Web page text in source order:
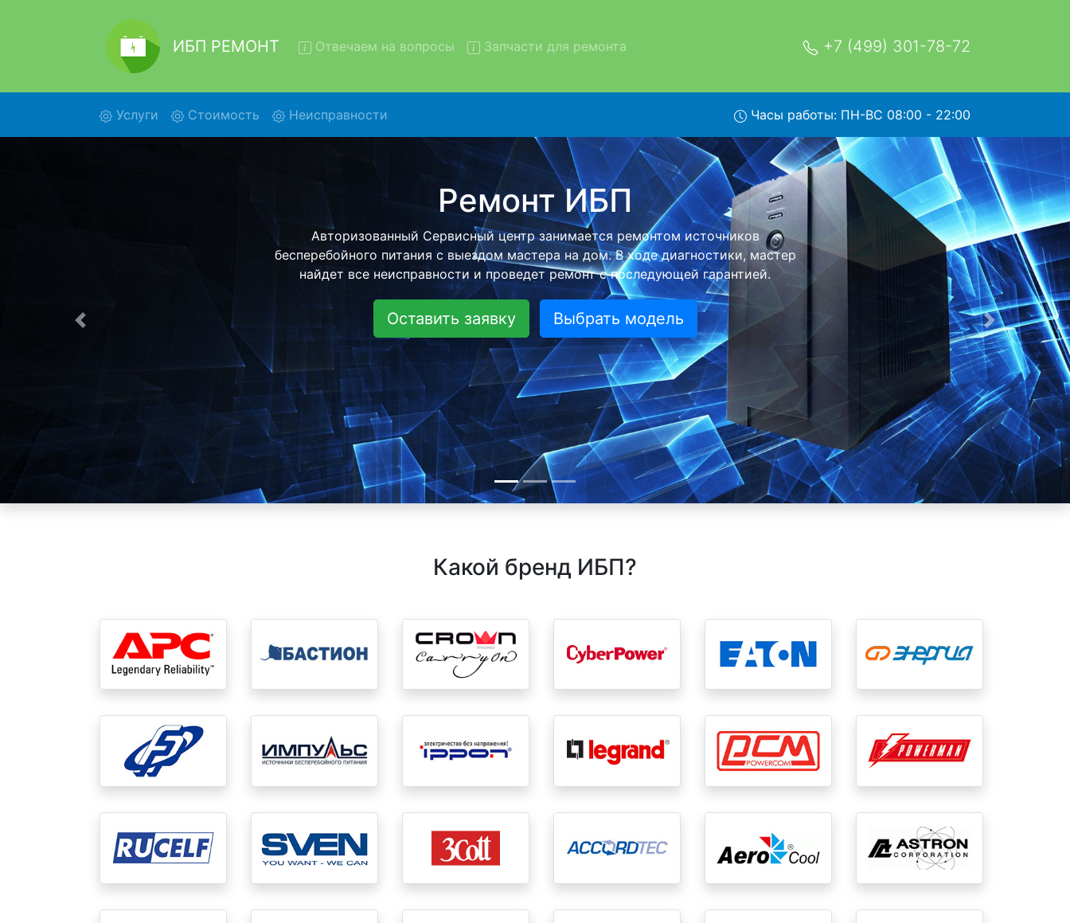
ИБП РЕМОНТ Отвечаем на вопросы Запчасти для ремонта +7 (499) 301-78-72
Услуги (current)Стоимость Неисправности Часы работы: ПН-ВС 08:00 - 22:00
Ремонт ИБП с вывозом в сервис
Ремонт ИБП с вывозом в сервисный центр и обратно - с помощью нашей
бесплатной услуги, специалист заберет Ваш ИБП для дальнейшего более
детального ремонта. Оговоренная стоимость ремонта останется неизменно при
возвращении видеотехники обратно.
Оставить заявку Выбрать модель
Предыдущая Следующая
Какой бренд ИБП?